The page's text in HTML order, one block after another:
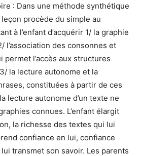
: Dans une méthode synthétique
procède du simple au
à l’enfant d’acquérir 1/ la graphie
l’association des consonnes et
permet l’accès aux structures
la lecture autonome et la
constituées à partir de ces
lecture autonome d’un texte ne
connues. L’enfant élargit
la richesse des textes qui lui
confiance en lui, confiance
transmet son savoir. Les parents